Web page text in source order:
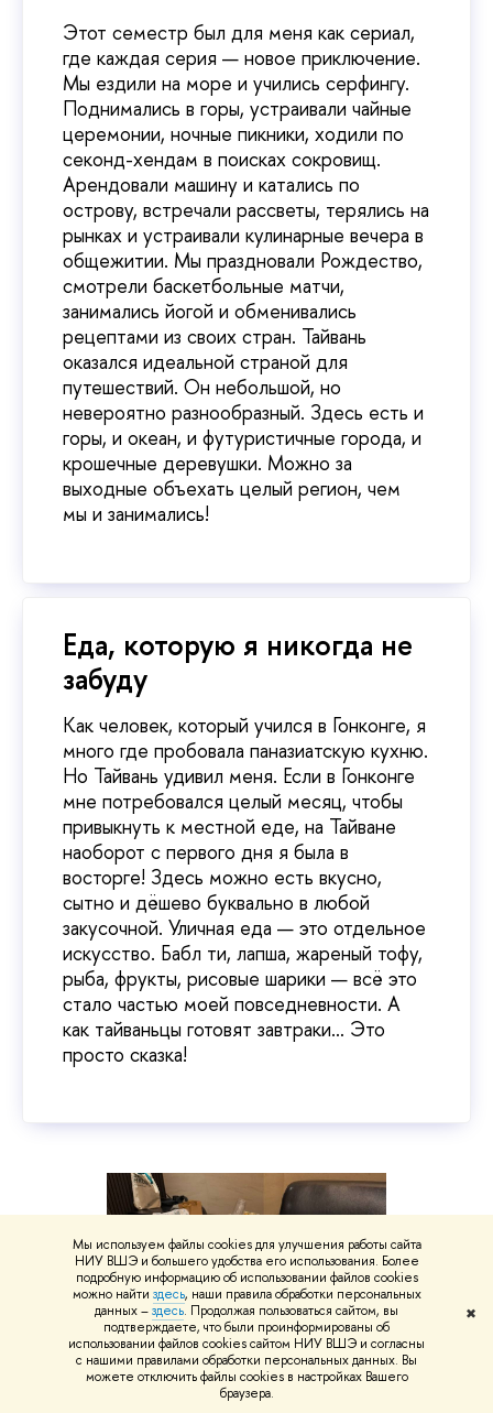
Мы используем файлы cookies для улучшения работы сайта
НИУ ВШЭ и большего удобства его использования. Более
подробную информацию об использовании файлов cookies
можно найти здесь, наши правила обработки персональных
данных –здесь. Продолжая пользоваться сайтом, вы
подтверждаете, что были проинформированы об
использовании файлов cookies сайтом НИУ ВШЭ и согласны
с нашими правилами обработки персональных данных. Вы
можете отключить файлы cookies в настройках Вашего
браузера.
✖
Этот семестр был для меня как сериал,
где каждая серия — новое приключение.
Мы ездили на море и учились серфингу.
Поднимались в горы, устраивали чайные
церемонии, ночные пикники, ходили по
секонд-хендам в поисках сокровищ.
Арендовали машину и катались по
острову, встречали рассветы, терялись на
рынках и устраивали кулинарные вечера в
общежитии. Мы праздновали Рождество,
смотрели баскетбольные матчи,
занимались йогой и обменивались
рецептами из своих стран. Тайвань
оказался идеальной страной для
путешествий. Он небольшой, но
невероятно разнообразный. Здесь есть и
горы, и океан, и футуристичные города, и
крошечные деревушки. Можно за
выходные объехать целый регион, чем
мы и занимались!
Еда, которую я никогда не
забуду
Как человек, который учился в Гонконге, я
много где пробовала паназиатскую кухню.
Но Тайвань удивил меня. Если в Гонконге
мне потребовался целый месяц, чтобы
привыкнуть к местной еде, на Тайване
наоборот с первого дня я была в
восторге! Здесь можно есть вкусно,
сытно и дёшево буквально в любой
закусочной. Уличная еда — это отдельное
искусство. Бабл ти, лапша, жареный тофу,
рыба, фрукты, рисовые шарики — всё это
стало частью моей повседневности. А
как тайваньцы готовят завтраки… Это
просто сказка!